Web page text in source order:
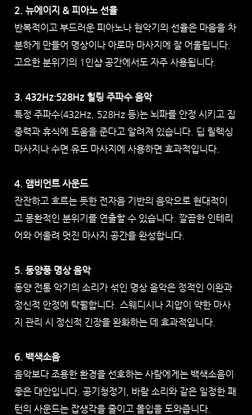
2. 뉴에이지 & 피아노 선율
반복적이고 부드러운 피아노나 현악기의 선율은 마음을 차
분하게 만들어 명상이나 아로마 마사지에 잘 어울립니다.
고요한 분위기의 1인샵 공간에서도 자주 사용됩니다.
3. 432Hz·528Hz 힐링 주파수 음악
특정 주파수(432Hz, 528Hz 등)는 뇌파를 안정 시키고 집
중력과 휴식에 도움을 준다고 알려져 있습니다. 딥 릴렉싱
마사지나 수면 유도 마사지에 사용하면 효과적입니다.
4. 앰비언트 사운드
잔잔하고 흐르는 듯한 전자음 기반의 음악으로 현대적이
고 몽환적인 분위기를 연출할 수 있습니다. 깔끔한 인테리
어와 어울려 멋진 마사지 공간을 완성합니다.
5. 동양풍 명상 음악
동양 전통 악기의 소리가 섞인 명상 음악은 정적인 이완과
정신적 안정에 탁월합니다. 스웨디시나 지압이 약한 마사
지 관리 시 정신적 긴장을 완화하는 데 효과적입니다.
6. 백색소음
음악보다 조용한 환경을 선호하는 사람에게는 백색소음이
좋은 대안입니다. 공기청정기, 바람 소리와 같은 일정한 패
턴의 사운드는 잡생각을 줄이고 몰입을 도와줍니다.